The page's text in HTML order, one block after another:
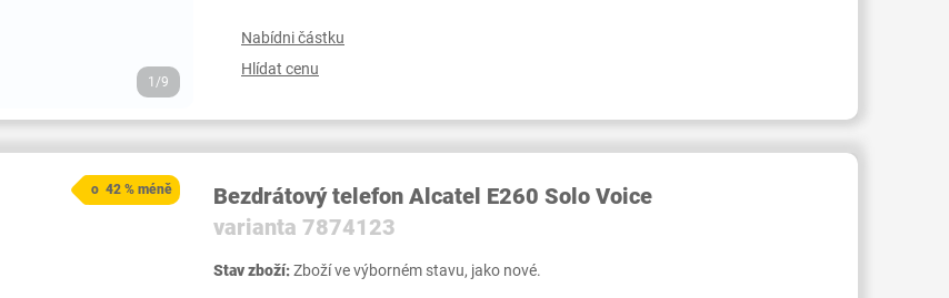
1/9
Nabídni částku
Hlídat cenu
o 42 % méně
Bezdrátový telefon Alcatel E260 Solo Voice
varianta 7874123
Stav zboží:Zboží ve výborném stavu, jako nové.